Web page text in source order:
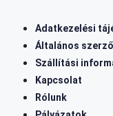
Adatkezelési
Általános
Szállítási
Kapcsolat
Rólunk